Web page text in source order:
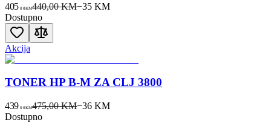
405 00KM440,00 KM−35 KM
Dostupno
Akcija
TONER HP B-M ZA CLJ 3800
439 00KM475,00 KM−36 KM
Dostupno